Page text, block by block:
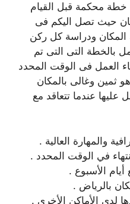
محكمة قبل القيام
حيث تصل اليكم فى
المكان ودراسة كل ركن
بالخطة التى التى تم
العمل فى الوقت المحدد
ثمين وغالى بالمكان
عندما تتعاقد مع
والمهارة العالية .
في الوقت المحدد .
الأسبوع .
بالرياض .
لدى الأماكن الأخرى .